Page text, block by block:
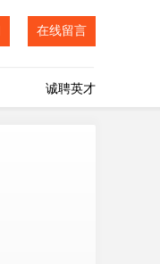
在线留言
诚聘英才